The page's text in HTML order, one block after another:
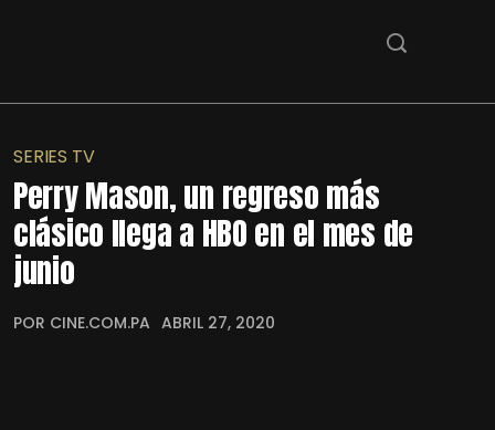
SERIES TV
Perry Mason, un regreso más
clásico llega a HBO en el mes de
junio
POR CINE.COM.PA ABRIL 27, 2020